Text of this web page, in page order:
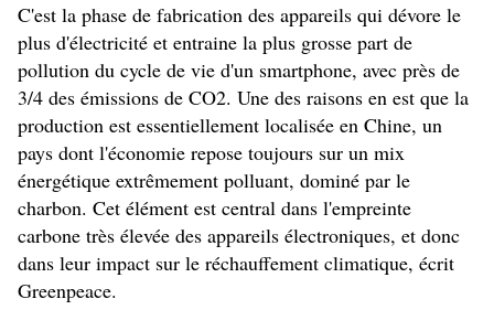
C'est la phase de fabrication des appareils qui dévore le
plus d'électricité et entraine la plus grosse part de
pollution du cycle de vie d'un smartphone, avec près de
3/4 des émissions de CO2. Une des raisons en est que la
production est essentiellement localisée en Chine, un
pays dont l'économie repose toujours sur un mix
énergétique extrêmement polluant, dominé par le
charbon. Cet élément est central dans l'empreinte
carbone très élevée des appareils électroniques, et donc
dans leur impact sur le réchauffement climatique, écrit
Greenpeace.